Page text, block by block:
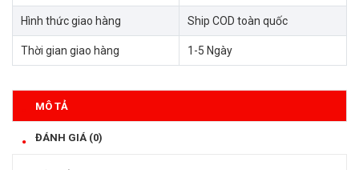
Hình thức giao hàng Ship COD toàn quốc
Thời gian giao hàng 1-5 Ngày
MÔ TẢ
ĐÁNH GIÁ (0)